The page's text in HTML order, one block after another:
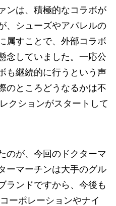
ンは、積極的なコラボが
、シューズやアパレルの
属すことで、外部コラボ
念していました。一応公
も継続的に行うという声
のところどうなるかは不
クションがスタートして
のが、今回のドクターマ
ーマーチンは大手のグル
ランドですから、今後も
ーポレーションやナイ